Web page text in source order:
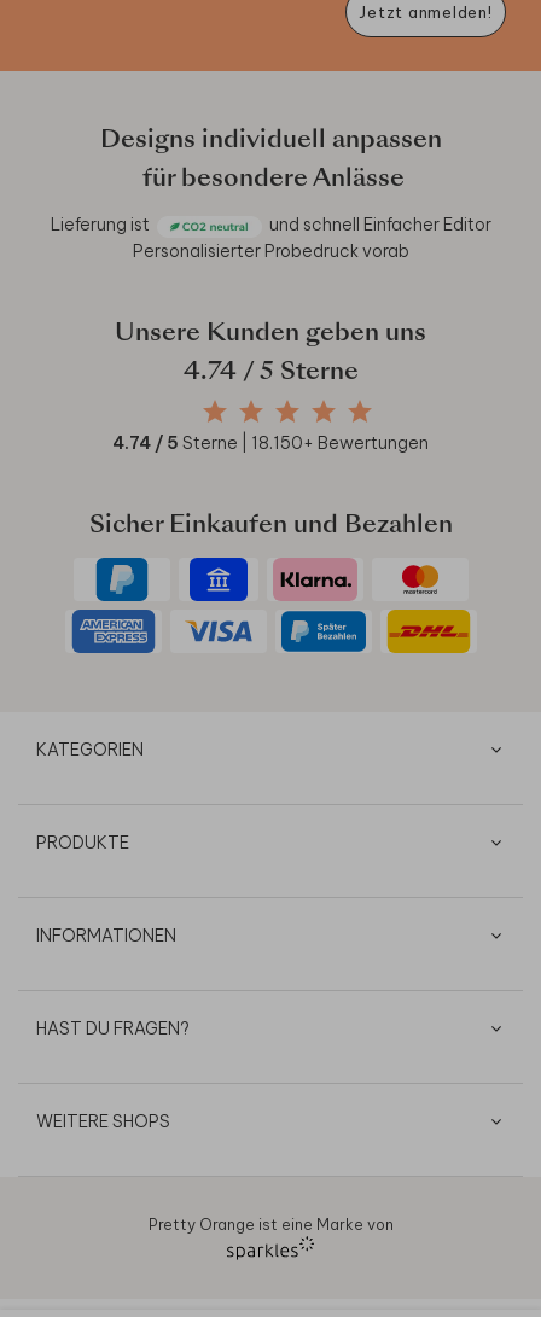
Jetzt anmelden!
Designs individuell anpassen
für besondere Anlässe
Lieferung ist und schnell Einfacher Editor
Personalisierter Probedruck vorab
Unsere Kunden geben uns
4.74/ 5 Sterne
4.74 / 5 Sterne | 18.150+ Bewertungen
Sicher Einkaufen und Bezahlen
KATEGORIEN
PRODUKTE
INFORMATIONEN
HAST DU FRAGEN?
WEITERE SHOPS
Pretty Orange ist eine Marke von